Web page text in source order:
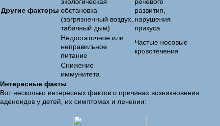
Другие факторы обстановка
(загрязненный воздух,
табачный дым)
развития,
нарушения
прикуса
Недостаточное или
неправильное
питание
Частые носовые
кровотечения
Снижение
иммунитета
Интересные факты
Вот несколько интересных фактов о причинах возникновения
аденоидов у детей, их симптомах и лечении: